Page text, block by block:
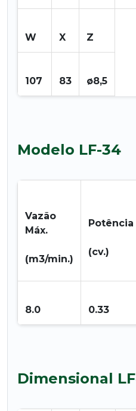
W X Z
107 83 ø8,5
Modelo LF-34
Vazão
Máx.
(m3/min.)
Potência
(cv.)
8.0 0.33
Dimensional